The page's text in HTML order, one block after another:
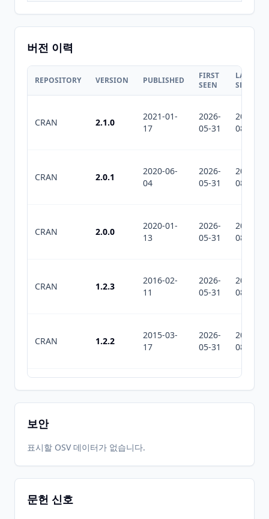
버전 이력
REPOSITORY VERSION PUBLISHED
FIRST
SEEN
LAST
SEEN
CRAN 2.1.0
2021-01-
17
2026-
05-31
2026-
08-08
CRAN 2.0.1
2020-06-
04
2026-
05-31
2026-
08-08
CRAN 2.0.0
2020-01-
13
2026-
05-31
2026-
08-08
CRAN 1.2.3
2016-02-
11
2026-
05-31
2026-
08-08
CRAN 1.2.2
2015-03-
17
2026-
05-31
2026-
08-08
2014-09-
09
2026-
05-31
2026-
08-08
CRAN 1.0
CRAN
보안
표시할 OSV 데이터가 없습니다.
문헌 신호